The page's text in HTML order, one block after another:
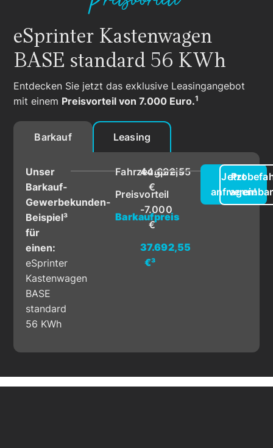
eSprinter Kastenwagen
BASE standard 56 KWh
Entdecken Sie jetzt das exklusive Leasingangebot
mit einem Preisvorteil von 7.000 Euro.1
Barkauf Leasing
Unser
Barkauf-
Gewerbekunden-
Beispiel³
für
einen:
eSprinter
Kastenwagen
BASE
standard
56 KWh
Fahrzeugpreis
Preisvorteil
Barkaufpreis
44.692,55
€
-7.000
€
37.692,55
€³
Jetzt
anfragen!